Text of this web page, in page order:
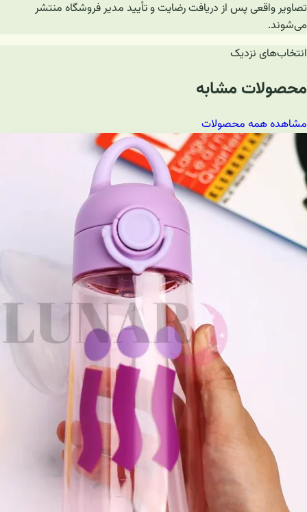
تصاویر واقعی پس از دریافت رضایت و تأیید مدیر فروشگاه منتشر
می‌شوند.
انتخاب‌های نزدیک
محصولات مشابه
مشاهده همه محصولات